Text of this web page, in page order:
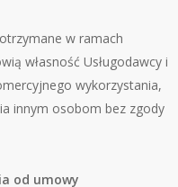
w ramach
własność Usługodawcy i
wykorzystania,
innym osobom bez zgody
od umowy